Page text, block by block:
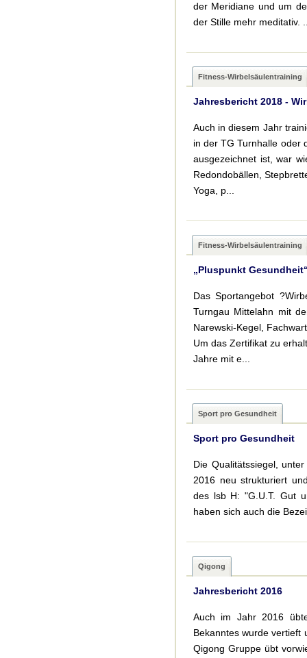
der Meridiane und um
der Stille mehr meditativ.
Fitness-Wirbelsäulentraining
Jahresbericht 2018 -
Auch in diesem Jahr
in der TG Turnhalle oder
ausgezeichnet ist, war
Redondobällen,
Yoga, p...
Fitness-Wirbelsäulentraining
„Pluspunkt
Das Sportangebot
Turngau Mittelahn mit
Narewski-Kegel,
Um das Zertifikat zu
Jahre mit e...
Sport pro Gesundheit
Sport pro Gesundheit
Die Qualitätssiegel,
2016 neu strukturiert
des lsb H: "G.U.T. Gut
haben sich auch die
Qigong
Jahresbericht 2016
Auch im Jahr 2016
Bekanntes wurde vertieft
Qigong Gruppe übt